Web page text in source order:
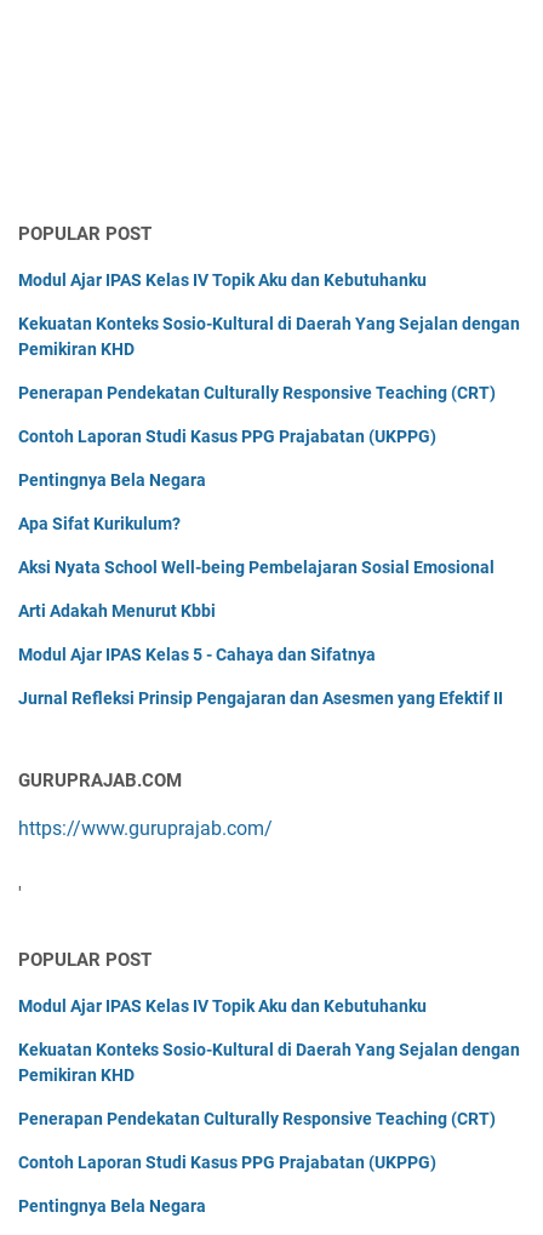
POPULAR POST
Modul Ajar IPAS Kelas IV Topik Aku dan Kebutuhanku
Kekuatan Konteks Sosio-Kultural di Daerah Yang Sejalan dengan
Pemikiran KHD
Penerapan Pendekatan Culturally Responsive Teaching (CRT)
Contoh Laporan Studi Kasus PPG Prajabatan (UKPPG)
Pentingnya Bela Negara
Apa Sifat Kurikulum?
Aksi Nyata School Well-being Pembelajaran Sosial Emosional
Arti Adakah Menurut Kbbi
Modul Ajar IPAS Kelas 5 - Cahaya dan Sifatnya
Jurnal Refleksi Prinsip Pengajaran dan Asesmen yang Efektif II
GURUPRAJAB.COM
https://www.guruprajab.com/
'
POPULAR POST
Modul Ajar IPAS Kelas IV Topik Aku dan Kebutuhanku
Kekuatan Konteks Sosio-Kultural di Daerah Yang Sejalan dengan
Pemikiran KHD
Penerapan Pendekatan Culturally Responsive Teaching (CRT)
Contoh Laporan Studi Kasus PPG Prajabatan (UKPPG)
Pentingnya Bela Negara